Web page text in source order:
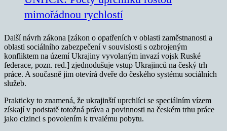
mimořádnou rychlostí
Další návrh zákona [zákon o opatřeních v oblasti zaměstnanosti a
oblasti sociálního zabezpečení v souvislosti s ozbrojeným
konfliktem na území Ukrajiny vyvolaným invazí vojsk Ruské
federace, pozn. red.] zjednodušuje vstup Ukrajinců na český trh
práce. A současně jim otevírá dveře do českého systému sociálních
služeb.
Prakticky to znamená, že ukrajinští uprchlíci se speciálním vízem
získají v podstatě totožná práva a povinnosti na českém trhu práce
jako cizinci s povolením k trvalému pobytu.